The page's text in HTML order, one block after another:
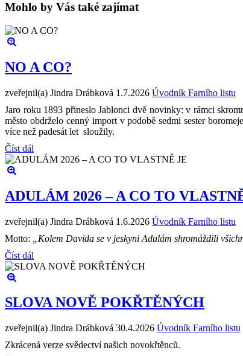
Mohlo by Vás také zajímat
NO A CO?
zveřejnil(a) Jindra Drábková 1.7.2026 Úvodník Farního listu
Jaro roku 1893 přineslo Jablonci dvě novinky: v rámci
město obdrželo cenný import v podobě sedmi sester
více než padesát let sloužily.
Číst dál
ADULÁM 2026 – A CO TO
zveřejnil(a) Jindra Drábková 1.6.2026 Úvodník Farního listu
Motto:
„Kolem Davida se v jeskyni Adulám shromáždili
Číst dál
SLOVA NOVĚ POKŘTĚNÝCH
zveřejnil(a) Jindra Drábková 30.4.2026 Úvodník Farního listu
Zkrácená verze svědectví našich novokřtěnců.